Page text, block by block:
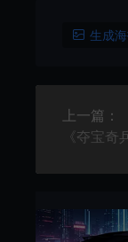
生成
上一篇：
《夺宝